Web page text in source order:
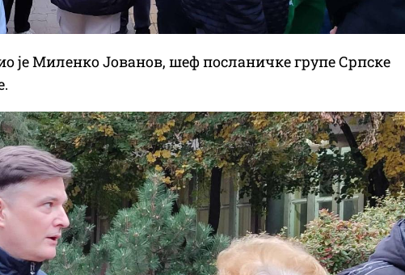
је Миленко Јованов, шеф посланичке групе Српске